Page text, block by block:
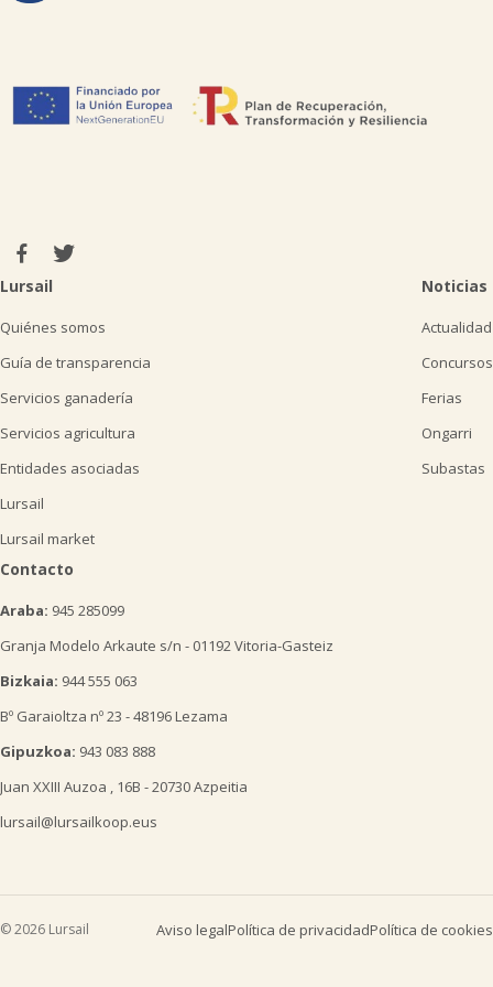
Lursail
Quiénes somos
Guía de transparencia
Servicios ganadería
Servicios agricultura
Entidades asociadas
Lursail
Lursail market
Noticias
Actualidad
Concursos
Ferias
Ongarri
Subastas
Contacto
Araba: 945 285099
Granja Modelo Arkaute s/n - 01192 Vitoria-Gasteiz
Bizkaia: 944 555 063
Bº Garaioltza nº 23 - 48196 Lezama
Gipuzkoa: 943 083 888
Juan XXIII Auzoa , 16B - 20730 Azpeitia
lursail@lursailkoop.eus
© 2026 Lursail Aviso legalPolítica de privacidadPolítica de cookies